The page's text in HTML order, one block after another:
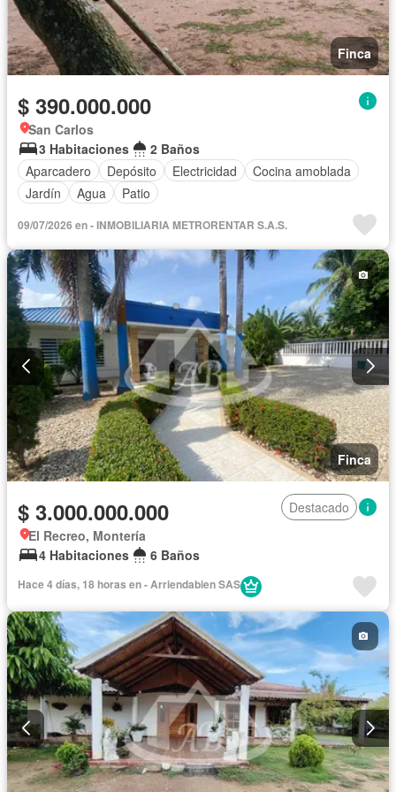
Finca
$ 390.000.000
San Carlos
3 Habitaciones
2 Baños
Aparcadero
Depósito Electricidad
Cocina amoblada
Jardín
Agua Patio
09/07/2026 en - INMOBILIARIA METRORENTAR S.A.S.
Finca
$ 3.000.000.000
Destacado
El Recreo, Montería
4 Habitaciones
6 Baños
Hace 4 días, 18 horas en - Arriendabien SAS